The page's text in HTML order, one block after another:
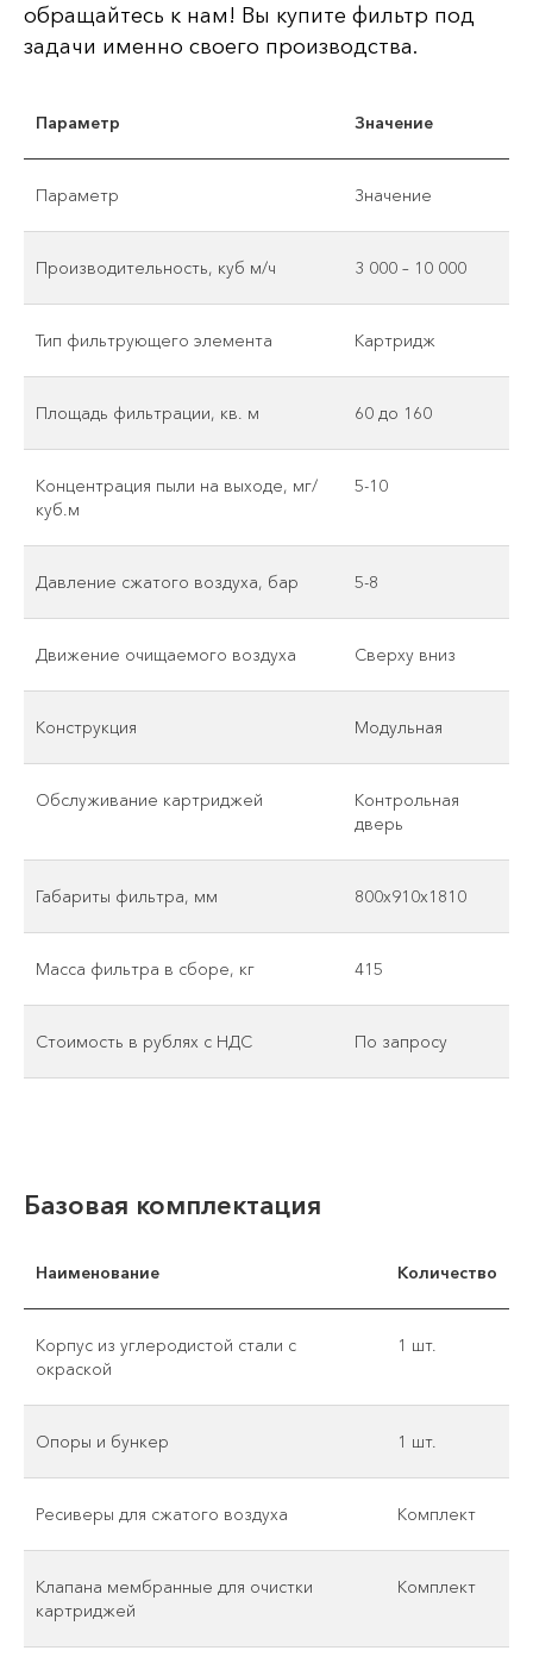
обращайтесь к нам! Вы купите фильтр под
задачи именно своего производства.
Параметр Значение
Параметр Значение
Производительность, куб м/ч 3 000 – 10 000
Тип фильтрующего элемента Картридж
Площадь фильтрации, кв. м 60 до 160
Концентрация пыли на выходе, мг/
куб.м
5-10
Давление сжатого воздуха, бар 5-8
Движение очищаемого воздуха Сверху вниз
Конструкция Модульная
Обслуживание картриджей
Контрольная
дверь
Габариты фильтра, мм 800х910х1810
Масса фильтра в сборе, кг 415
Стоимость в рублях с НДС По запросу
Базовая комплектация
Наименование Количество
Корпус из углеродистой стали с
окраской
1 шт.
Опоры и бункер 1 шт.
Ресиверы для сжатого воздуха Комплект
Клапана мембранные для очистки
картриджей
Комплект